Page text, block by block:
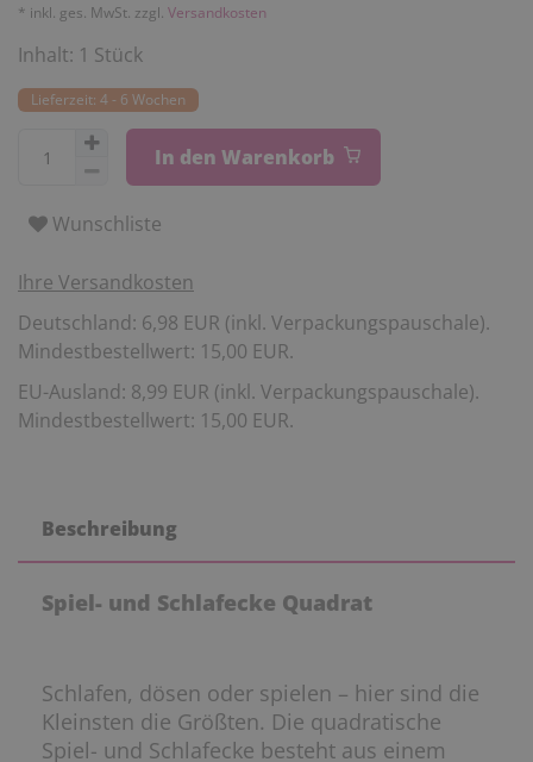
* inkl. ges. MwSt. zzgl. Versandkosten
Inhalt: 1 Stück
Lieferzeit: 4 - 6 Wochen
In den Warenkorb
Wunschliste
Ihre Versandkosten
Deutschland: 6,98 EUR (inkl. Verpackungspauschale).
Mindestbestellwert: 15,00 EUR.
EU-Ausland: 8,99 EUR (inkl. Verpackungspauschale).
Mindestbestellwert: 15,00 EUR.
Beschreibung
Spiel- und Schlafecke Quadrat
Schlafen, dösen oder spielen – hier sind die
Kleinsten die Größten. Die quadratische
Spiel- und Schlafecke besteht aus einem